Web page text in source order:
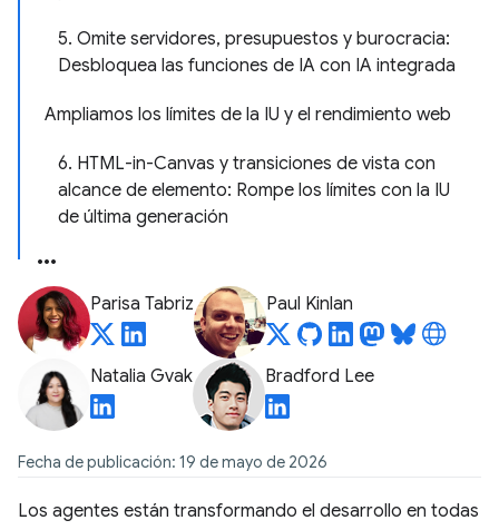
5. Omite servidores, presupuestos y burocracia:
Desbloquea las funciones de IA con IA integrada
Ampliamos los límites de la IU y el rendimiento web
6. HTML-in-Canvas y transiciones de vista con
alcance de elemento: Rompe los límites con la IU
de última generación
Parisa Tabriz Paul Kinlan
Natalia Gvak Bradford Lee
Fecha de publicación: 19 de mayo de 2026
Los agentes están transformando el desarrollo en todas